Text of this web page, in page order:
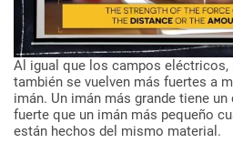
Al igual que los campos eléctricos,
también se vuelven más fuertes a
imán. Un imán más grande tiene un
fuerte que un imán más pequeño
están hechos del mismo material.